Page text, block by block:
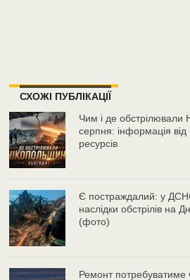
СХОЖІ ПУБЛІКАЦІЇ
Чим і де обстрілювали
серпня: інформація від
ресурсів
Є постраждалий: у
наслідки обстрілів на
(фото)
Ремонт